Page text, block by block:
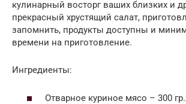
кулинарный восторг ваших близких и
прекрасный хрустящий салат,
запомнить, продукты доступны и
времени на приготовление.
Ингредиенты:
Отварное куриное мясо – 300